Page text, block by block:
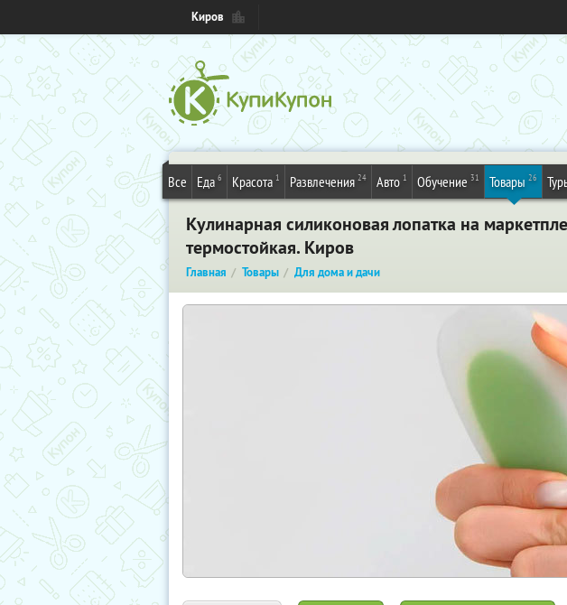
Киров
Все Еда 6 Красота 1 Развлечения 24 Авто 1 Обучение 31 Товары 26
Кулинарная силиконовая лопатка на
термостойкая. Киров
Главная Товары Для дома и дачи